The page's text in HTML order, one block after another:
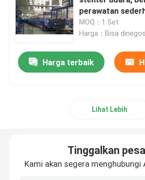
Mesin Hot Air Stenter
Mesin Stenter Tekstil
mesin cetak layar Rotary
perawatan
MOQ：1 Set
Harga：Bisa
Harga terbaik
Lihat Lebih
Tinggalkan
Kami akan segera menghubungi